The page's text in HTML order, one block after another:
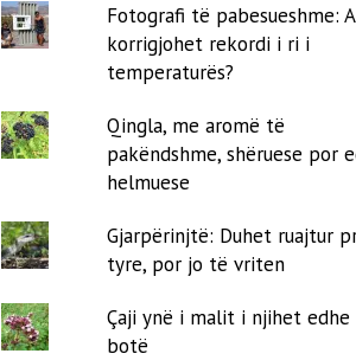
Fotografi të pabesueshme:
korrigjohet rekordi i ri i
temperaturës?
Qingla, me aromë të
pakëndshme, shëruese por
helmuese
Gjarpërinjtë: Duhet ruajtur
tyre, por jo të vriten
Çaji ynë i malit i njihet edhe
botë